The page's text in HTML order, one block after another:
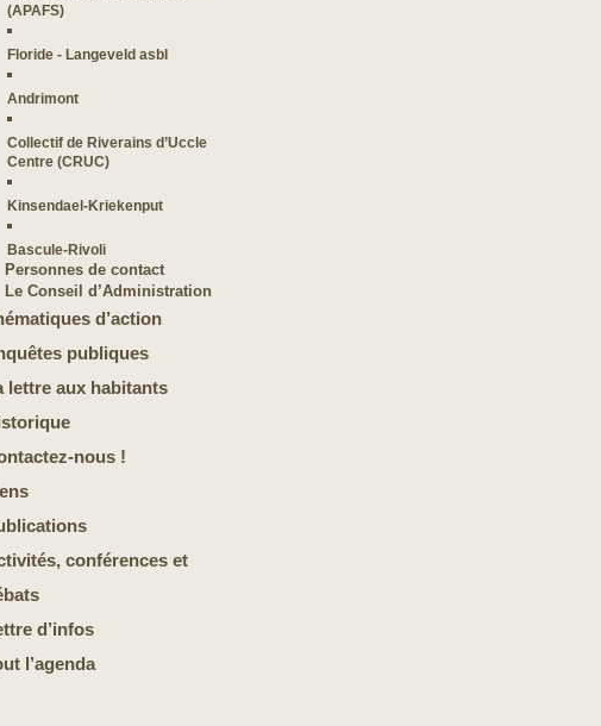
(APAFS)
Floride - Langeveld asbl
Andrimont
Collectif de Riverains d’Uccle
Centre (CRUC)
Kinsendael-Kriekenput
Bascule-Rivoli
Personnes de contact
Le Conseil d’Administration
d’action
publiques
lettre aux habitants
nous !
conférences et
d’infos
l’agenda